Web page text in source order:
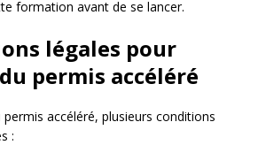
formation avant de se lancer.
légales pour
permis accéléré
accéléré, plusieurs conditions
: